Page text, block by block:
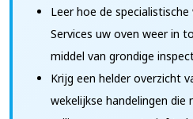
Leer hoe de
Services uw oven weer in
middel van grondige
Krijg een helder overzicht
wekelijkse handelingen die